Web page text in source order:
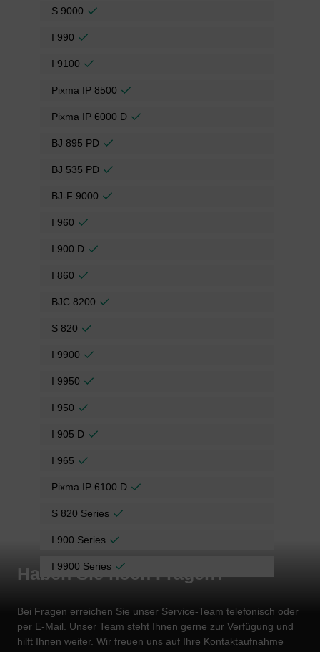
S 9000
I 990
I 9100
Pixma IP 8500
Pixma IP 6000 D
BJ 895 PD
BJ 535 PD
BJ-F 9000
I 960
I 900 D
I 860
BJC 8200
S 820
I 9900
I 9950
I 950
I 905 D
I 965
Pixma IP 6100 D
S 820 Series
I 900 Series
I 9900 Series
Haben Sie noch Fragen?
Bei Fragen erreichen Sie unser Service-Team telefonisch oder
per E-Mail. Unser Team steht Ihnen gerne zur Verfügung und
hilft Ihnen weiter. Wir freuen uns auf Ihre Kontaktaufnahme